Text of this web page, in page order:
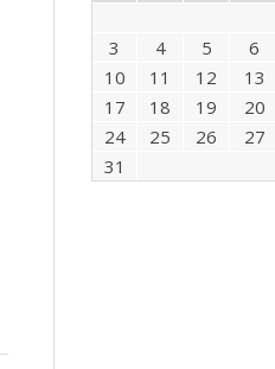
3
4 5 6
10
11 12 13
17
18 19 20
24
25 26 27
31